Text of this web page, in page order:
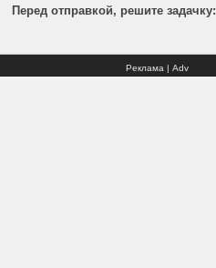
Перед отправкой, решите задачку:
Реклама | Adv